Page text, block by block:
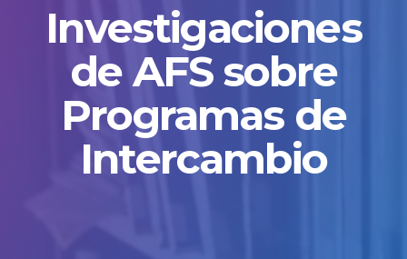
Investigaciones
de AFS sobre
Programas de
Intercambio